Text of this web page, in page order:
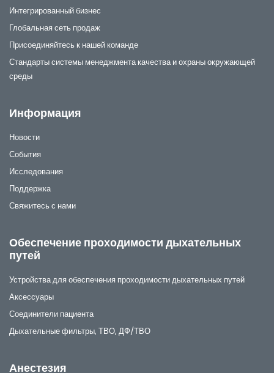
Интегрированный бизнес
Глобальная сеть продаж
Присоединяйтесь к нашей команде
Стандарты системы менеджмента качества и охраны окружающей
среды
Информация
Новости
События
Исследования
Поддержка
Свяжитесь с нами
Обеспечение проходимости дыхательных
путей
Устройства для обеспечения проходимости дыхательных путей
Аксессуары
Соединители пациента
Дыхательные фильтры, ТВО, ДФ/ТВО
Анестезия